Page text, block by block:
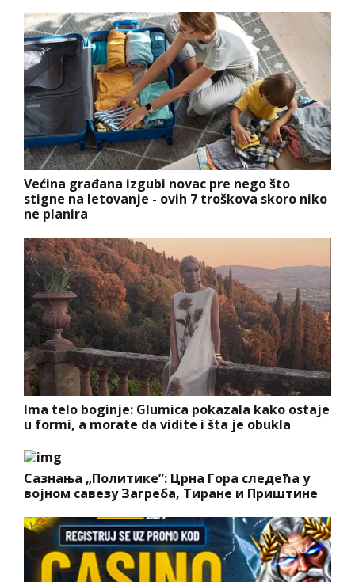
Većina građana izgubi novac pre nego što
stigne na letovanje - ovih 7 troškova skoro niko
ne planira
Ima telo boginje: Glumica pokazala kako ostaje
u formi, a morate da vidite i šta je obukla
Сазнања „Политике”: Црна Гора следећа у
војном савезу Загреба, Тиране и Приштине